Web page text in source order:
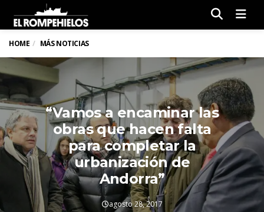
HOME MÁS NOTICIAS
“Vamos a encaminar las
obras que hacen falta
para completar la
urbanización de
Andorra”
agosto 28, 2017